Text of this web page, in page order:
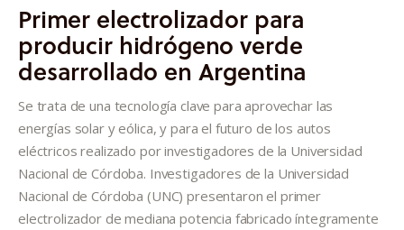
Proyectos
Informes
Quiénes somos
Primer electrolizador para
producir hidrógeno verde
desarrollado en Argentina
Se trata de una tecnología clave para aprovechar las
energías solar y eólica, y para el futuro de los autos
eléctricos realizado por investigadores de la Universidad
Nacional de Córdoba. Investigadores de la Universidad
Nacional de Córdoba (UNC) presentaron el primer
electrolizador de mediana potencia fabricado íntegramente